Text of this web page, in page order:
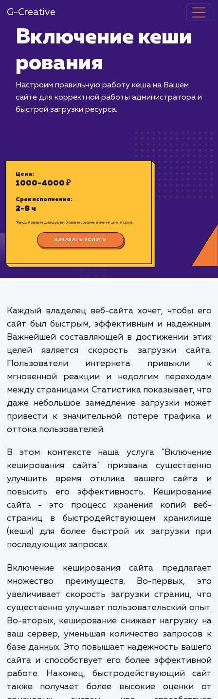
G-Creative
Включение
рования
Цена:
Срок исполнения:
*Каждый заказ индивидуален. Указаны средние значения цены и срока.
ЗАКАЗАТЬ УСЛУГУ
Каждый владелец веб-сайта хочет, чтобы
сайт был быстрым, эффективным и
Важнейшей составляющей в достижении
целей является скорость загрузки
Пользователи интернета
мгновенной реакции и недолгим
между страницами. Статистика показывает,
даже небольшое замедление загрузки
привести к значительной потере
оттока пользователей.
В этом контексте наша услуга
кеширования сайта" призвана
улучшить время отклика вашего
повысить его эффективность.
страниц в быстродействующем
(кеши) для более быстрой их загрузки
последующих запросах.
Включение кеширования сайта
множество преимуществ. Во-первых,
увеличивает скорость загрузки страниц,
существенно улучшает пользовательский
Во-вторых, кеширование снижает